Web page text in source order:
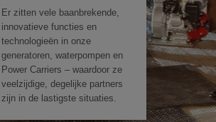
Er zitten vele baanbrekende,
innovatieve functies en
technologieën in onze
generatoren, waterpompen en
Power Carriers – waardoor ze
veelzijdige, degelijke partners
zijn in de lastigste situaties.